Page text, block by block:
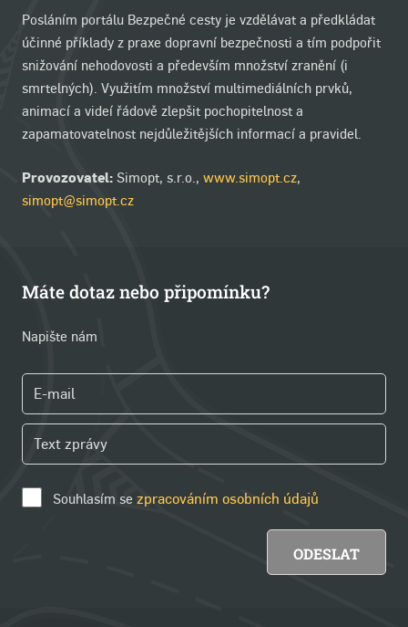
Posláním portálu Bezpečné cesty je vzdělávat a předkládat
účinné příklady z praxe dopravní bezpečnosti a tím podpořit
snižování nehodovosti a především množství zranění (i
smrtelných). Využitím množství multimediálních prvků,
animací a videí řádově zlepšit pochopitelnost a
zapamatovatelnost nejdůležitějších informací a pravidel.
Provozovatel: Simopt, s.r.o., www.simopt.cz,
simopt@simopt.cz
Máte dotaz nebo připomínku?
Napište nám
Souhlasím se zpracováním osobních údajů